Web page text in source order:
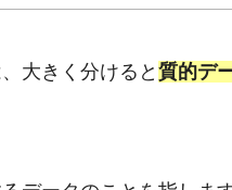
大きく分けると質的デ